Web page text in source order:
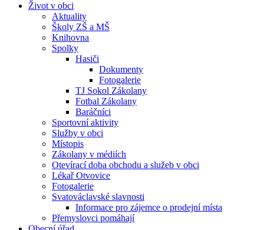
Život v obci
Aktuality
Školy ZŠ a MŠ
Knihovna
Spolky
Hasiči
Dokumenty
Fotogalerie
TJ Sokol Zákolany
Fotbal Zákolany
Baráčníci
Sportovní aktivity
Služby v obci
Místopis
Zákolany v médiích
Otevírací doba obchodu a služeb v obci
Lékař Otvovice
Fotogalerie
Svatováclavské slavnosti
Informace pro zájemce o prodejní místa
Přemyslovci pomáhají